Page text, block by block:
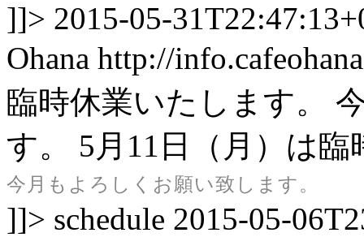
]]> 2015-05-
Ohana http://
臨時休業いたします。
す。 5月11日（月）は
今月もよろしくお願い致します。
]]> schedule 2015-05-